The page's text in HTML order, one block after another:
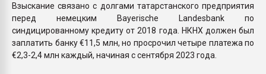
Взыскание связано с долгами татарстанского предприятия
перед немецким Bayerische Landesbank по
синдицированному кредиту от 2018 года. НКНХ должен был
заплатить банку €11,5 млн, но просрочил четыре платежа по
€2,3-2,4 млн каждый, начиная с сентября 2023 года.